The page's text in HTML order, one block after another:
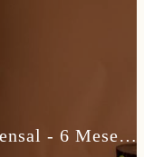
Ensaio de Acompanhamento Mensal - 6 Meses da Lara